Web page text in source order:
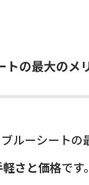
トの最大のメ
ルーシートの
軽さと価格です